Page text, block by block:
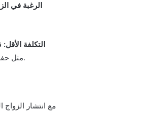
2. الرغبة في
3. التكلفة الأقل:
مثل حفل الزفاف والهدايا والشهادة الزواجية. يفضل البعض الاختيار الزواج المسيار للحصول على تجربة زواج أقل تكلفة.
مع انتشار